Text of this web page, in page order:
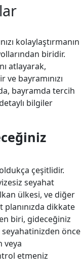
kolaylaştırmanın
biridir.
atlayarak,
bayramınızı
bayramda tercih
bilgiler
çeşitlidir.
seyahat
ülkesi, ve diğer
dikkate
biri, gideceğiniz
seyahatinizden önce
veya
etmeniz